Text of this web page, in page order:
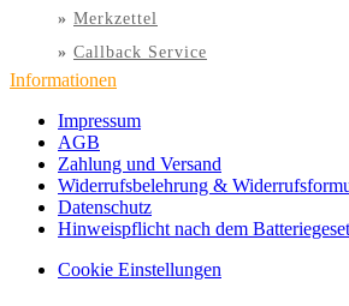
» Merkzettel
» Callback Service
Informationen
Impressum
AGB
Zahlung und Versand
Widerrufsbelehrung &
Datenschutz
Hinweispflicht nach dem
Cookie Einstellungen